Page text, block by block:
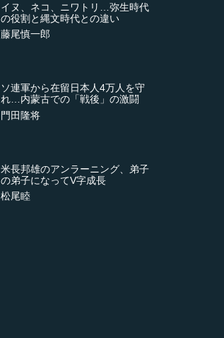
イヌ、ネコ、ニワトリ…弥生時代
の役割と縄文時代との違い
藤尾慎一郎
ソ連軍から在留日本人4万人を守
れ…内蒙古での「戦後」の激闘
門田隆将
米長邦雄のアンラーニング、弟子
の弟子になってV字成長
松尾睦